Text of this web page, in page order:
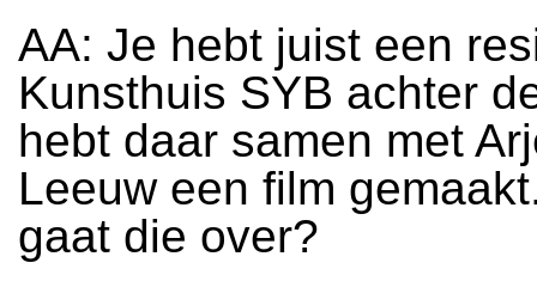
AA: Je hebt juist een
Kunsthuis SYB achter
hebt daar samen met
Leeuw een film
gaat die over?